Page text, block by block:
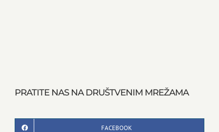
PRATITE NAS NA DRUŠTVENIM MREŽAMA
FACEBOOK